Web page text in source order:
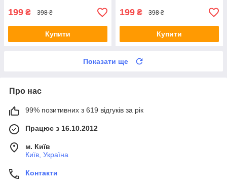
199 ₴ 398 ₴
Купити
199 ₴ 398 ₴
Купити
Показати ще
Про нас
99% позитивних з 619 відгуків за рік
Працює з 16.10.2012
м. Київ
Київ, Україна
Контакти